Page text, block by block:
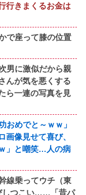
行きまくるお金は
で座って膝の位置
男に激似だから親
んが気を悪くする
ら一連の写真を見
おめでと～ｗｗ」
画像見せて喜び、
」と嘲笑…人の病
線乗ってウチ（東
しつこい……「昔パ